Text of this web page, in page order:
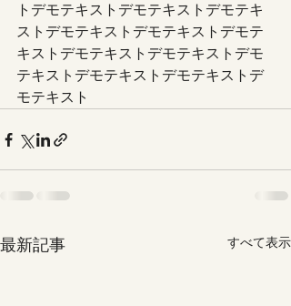
トデモテキストデモテキストデモテキ
ストデモテキストデモテキストデモテ
キストデモテキストデモテキストデモ
テキストデモテキストデモテキストデ
モテキスト
最新記事 すべて表示